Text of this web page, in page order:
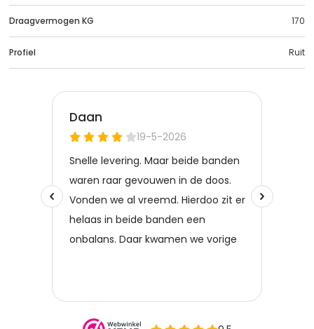
Draagvermogen KG 170
Profiel Ruit